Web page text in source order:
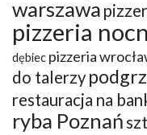
warszawa
pizzeria
dębiec pizzeria
do talerzy
restauracja na
ryba Poznań